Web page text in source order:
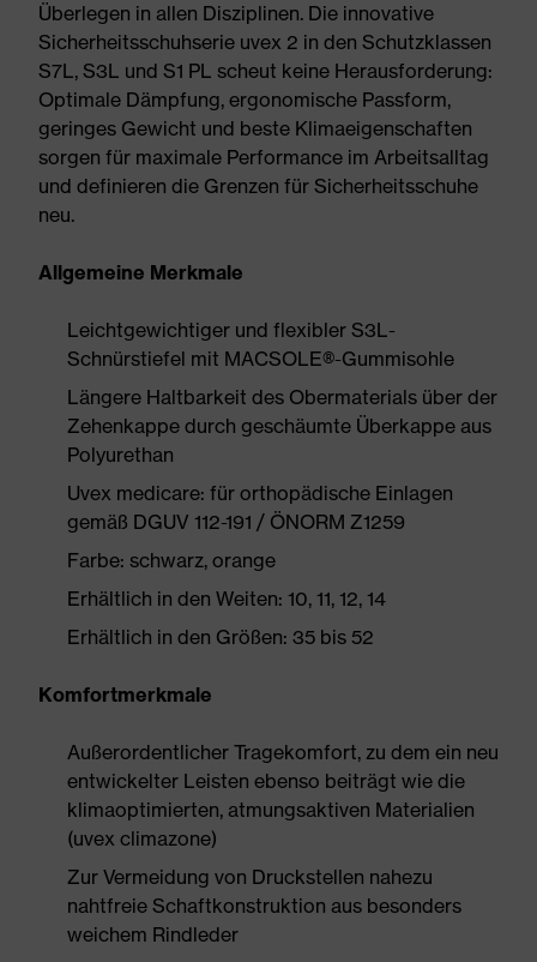
Überlegen in allen Disziplinen. Die innovative
Sicherheitsschuhserie uvex 2 in den Schutzklassen
S7L, S3L und S1 PL scheut keine Herausforderung:
Optimale Dämpfung, ergonomische Passform,
geringes Gewicht und beste Klimaeigenschaften
sorgen für maximale Performance im Arbeitsalltag
und definieren die Grenzen für Sicherheitsschuhe
neu.
Allgemeine Merkmale
Leichtgewichtiger und flexibler S3L-
Schnürstiefel mit MACSOLE®-Gummisohle
Längere Haltbarkeit des Obermaterials über der
Zehenkappe durch geschäumte Überkappe aus
Polyurethan
Uvex medicare: für orthopädische Einlagen
gemäß DGUV 112-191 / ÖNORM Z1259
Farbe: schwarz, orange
Erhältlich in den Weiten: 10, 11, 12, 14
Erhältlich in den Größen: 35 bis 52
Komfortmerkmale
Außerordentlicher Tragekomfort, zu dem ein neu
entwickelter Leisten ebenso beiträgt wie die
klimaoptimierten, atmungsaktiven Materialien
(uvex climazone)
Zur Vermeidung von Druckstellen nahezu
nahtfreie Schaftkonstruktion aus besonders
weichem Rindleder